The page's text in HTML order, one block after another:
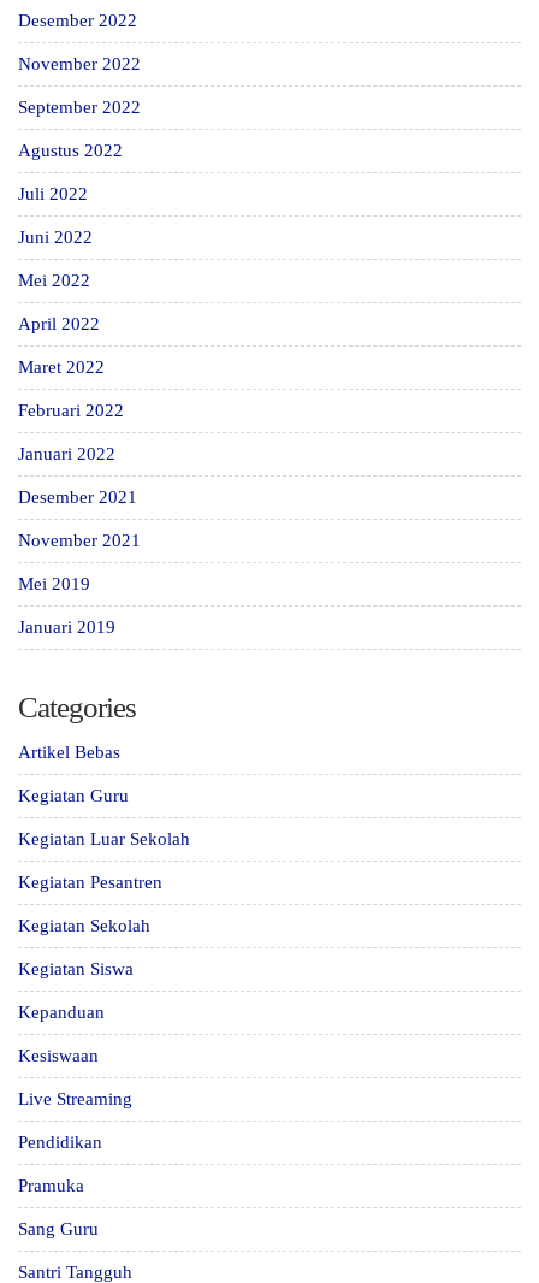
Desember 2022
November 2022
September 2022
Agustus 2022
Juli 2022
Juni 2022
Mei 2022
April 2022
Maret 2022
Februari 2022
Januari 2022
Desember 2021
November 2021
Mei 2019
Januari 2019
Categories
Artikel Bebas
Kegiatan Guru
Kegiatan Luar Sekolah
Kegiatan Pesantren
Kegiatan Sekolah
Kegiatan Siswa
Kepanduan
Kesiswaan
Live Streaming
Pendidikan
Pramuka
Sang Guru
Santri Tangguh